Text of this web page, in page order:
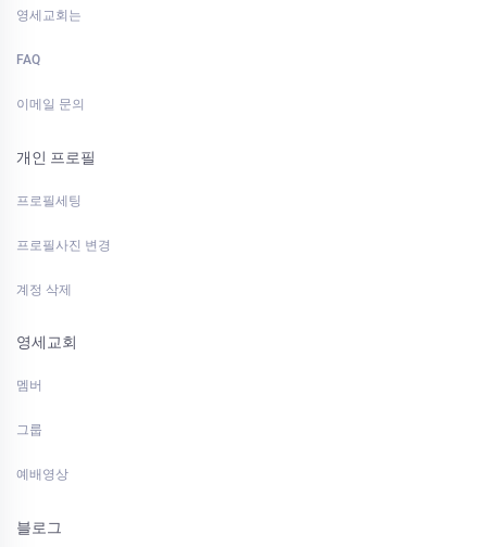
영세교회는
FAQ
이메일 문의
개인 프로필
프로필세팅
프로필사진 변경
계정 삭제
영세교회
멤버
그룹
예배영상
블로그